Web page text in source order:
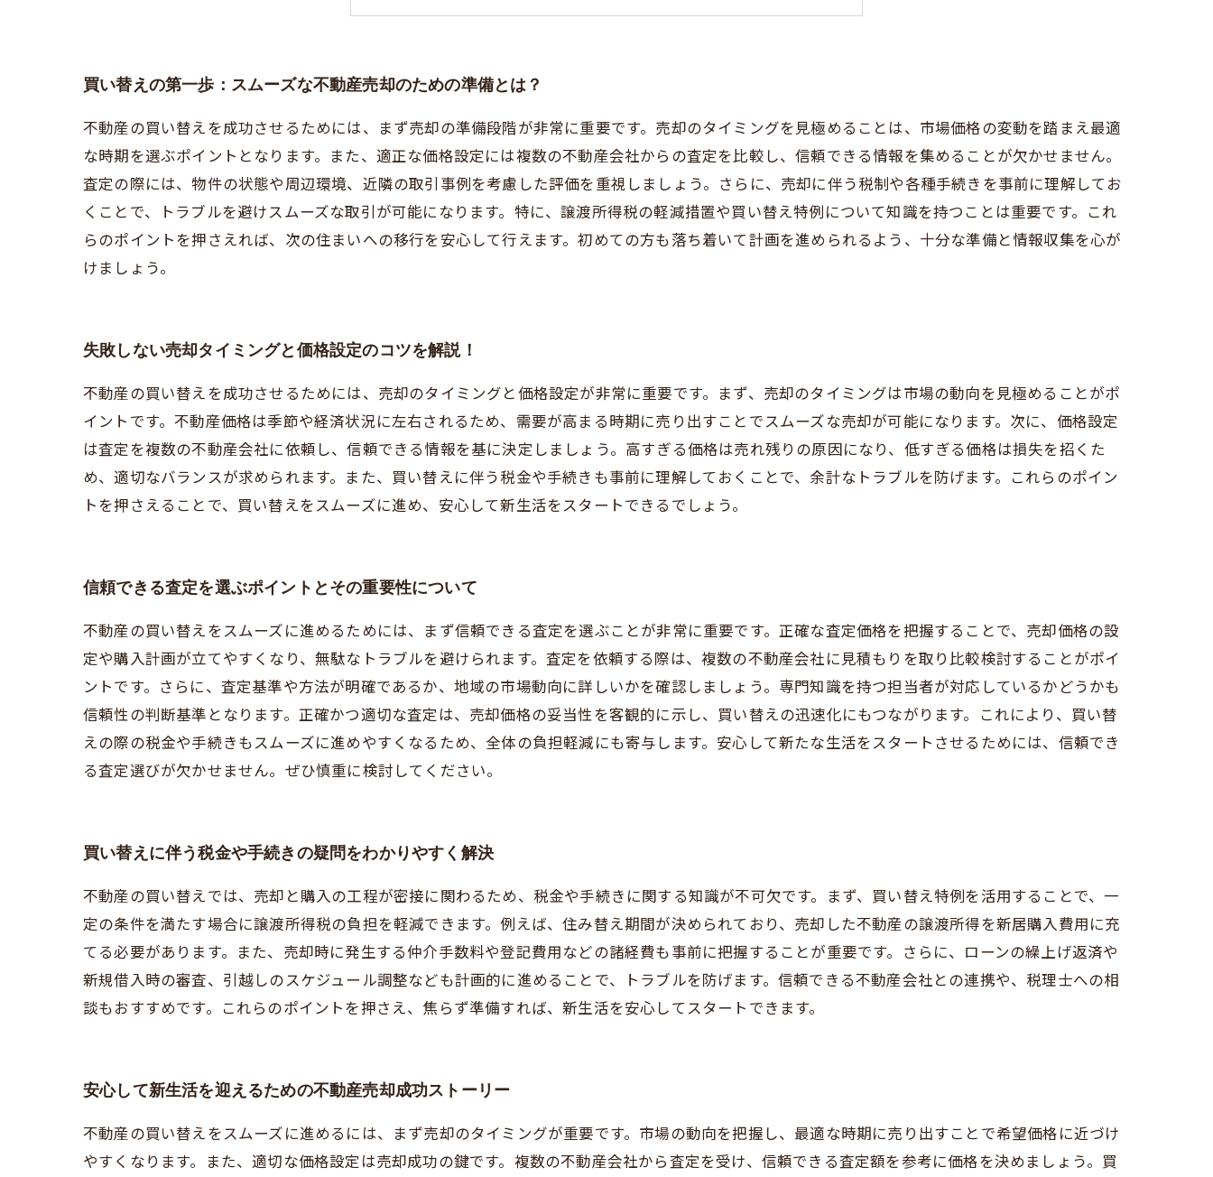
安心して新生活を迎えるための不動産売却成功ストーリー
初めての不動産買い替えを成功させるための完全ガイド
買い替えの第一歩：スムーズな不動産売却のための準備とは？
不動産の買い替えを成功させるためには、まず売却の準備段階が非常に重要です。売却のタイミングを見極めることは、市場価格の変動を踏まえ最適
な時期を選ぶポイントとなります。また、適正な価格設定には複数の不動産会社からの査定を比較し、信頼できる情報を集めることが欠かせません。
査定の際には、物件の状態や周辺環境、近隣の取引事例を考慮した評価を重視しましょう。さらに、売却に伴う税制や各種手続きを事前に理解してお
くことで、トラブルを避けスムーズな取引が可能になります。特に、譲渡所得税の軽減措置や買い替え特例について知識を持つことは重要です。これ
らのポイントを押さえれば、次の住まいへの移行を安心して行えます。初めての方も落ち着いて計画を進められるよう、十分な準備と情報収集を心が
けましょう。
失敗しない売却タイミングと価格設定のコツを解説！
不動産の買い替えを成功させるためには、売却のタイミングと価格設定が非常に重要です。まず、売却のタイミングは市場の動向を見極めることがポ
イントです。不動産価格は季節や経済状況に左右されるため、需要が高まる時期に売り出すことでスムーズな売却が可能になります。次に、価格設定
は査定を複数の不動産会社に依頼し、信頼できる情報を基に決定しましょう。高すぎる価格は売れ残りの原因になり、低すぎる価格は損失を招くた
め、適切なバランスが求められます。また、買い替えに伴う税金や手続きも事前に理解しておくことで、余計なトラブルを防げます。これらのポイン
トを押さえることで、買い替えをスムーズに進め、安心して新生活をスタートできるでしょう。
信頼できる査定を選ぶポイントとその重要性について
不動産の買い替えをスムーズに進めるためには、まず信頼できる査定を選ぶことが非常に重要です。正確な査定価格を把握することで、売却価格の設
定や購入計画が立てやすくなり、無駄なトラブルを避けられます。査定を依頼する際は、複数の不動産会社に見積もりを取り比較検討することがポイ
ントです。さらに、査定基準や方法が明確であるか、地域の市場動向に詳しいかを確認しましょう。専門知識を持つ担当者が対応しているかどうかも
信頼性の判断基準となります。正確かつ適切な査定は、売却価格の妥当性を客観的に示し、買い替えの迅速化にもつながります。これにより、買い替
えの際の税金や手続きもスムーズに進めやすくなるため、全体の負担軽減にも寄与します。安心して新たな生活をスタートさせるためには、信頼でき
る査定選びが欠かせません。ぜひ慎重に検討してください。
買い替えに伴う税金や手続きの疑問をわかりやすく解決
不動産の買い替えでは、売却と購入の工程が密接に関わるため、税金や手続きに関する知識が不可欠です。まず、買い替え特例を活用することで、一
定の条件を満たす場合に譲渡所得税の負担を軽減できます。例えば、住み替え期間が決められており、売却した不動産の譲渡所得を新居購入費用に充
てる必要があります。また、売却時に発生する仲介手数料や登記費用などの諸経費も事前に把握することが重要です。さらに、ローンの繰上げ返済や
新規借入時の審査、引越しのスケジュール調整なども計画的に進めることで、トラブルを防げます。信頼できる不動産会社との連携や、税理士への相
談もおすすめです。これらのポイントを押さえ、焦らず準備すれば、新生活を安心してスタートできます。
安心して新生活を迎えるための不動産売却成功ストーリー
不動産の買い替えをスムーズに進めるには、まず売却のタイミングが重要です。市場の動向を把握し、最適な時期に売り出すことで希望価格に近づけ
やすくなります。また、適切な価格設定は売却成功の鍵です。複数の不動産会社から査定を受け、信頼できる査定額を参考に価格を決めましょう。買